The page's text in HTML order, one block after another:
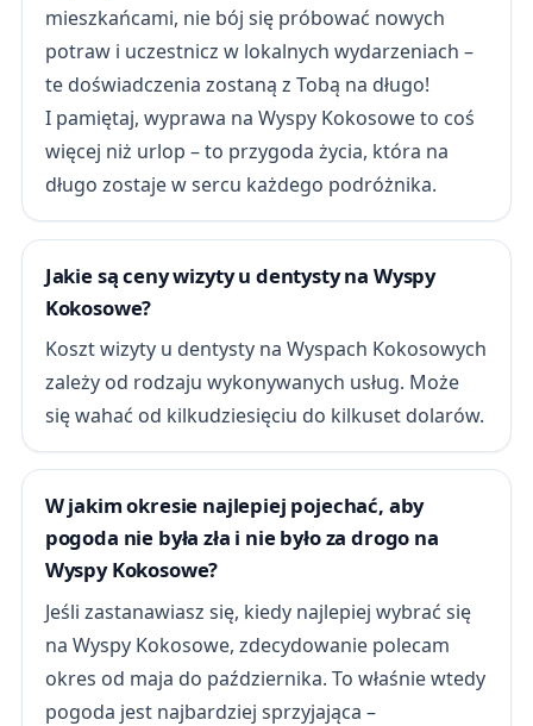
mieszkańcami, nie bój się próbować nowych
potraw i uczestnicz w lokalnych wydarzeniach –
te doświadczenia zostaną z Tobą na długo!
I pamiętaj, wyprawa na Wyspy Kokosowe to coś
więcej niż urlop – to przygoda życia, która na
długo zostaje w sercu każdego podróżnika.
Jakie są ceny wizyty u dentysty na Wyspy
Kokosowe?
Koszt wizyty u dentysty na Wyspach Kokosowych
zależy od rodzaju wykonywanych usług. Może
się wahać od kilkudziesięciu do kilkuset dolarów.
W jakim okresie najlepiej pojechać, aby
pogoda nie była zła i nie było za drogo na
Wyspy Kokosowe?
Jeśli zastanawiasz się, kiedy najlepiej wybrać się
na Wyspy Kokosowe, zdecydowanie polecam
okres od maja do października. To właśnie wtedy
pogoda jest najbardziej sprzyjająca –